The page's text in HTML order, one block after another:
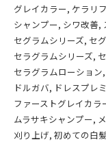
グレイカラー ケラリ
シャンプー シワ改善
セグラムシリーズ セ
セラグラムシリーズ
セラグラムローション
ドルガバ ドレスプレ
ファーストグレイカラ
ムラサキシャンプー
刈り上げ 初めての白